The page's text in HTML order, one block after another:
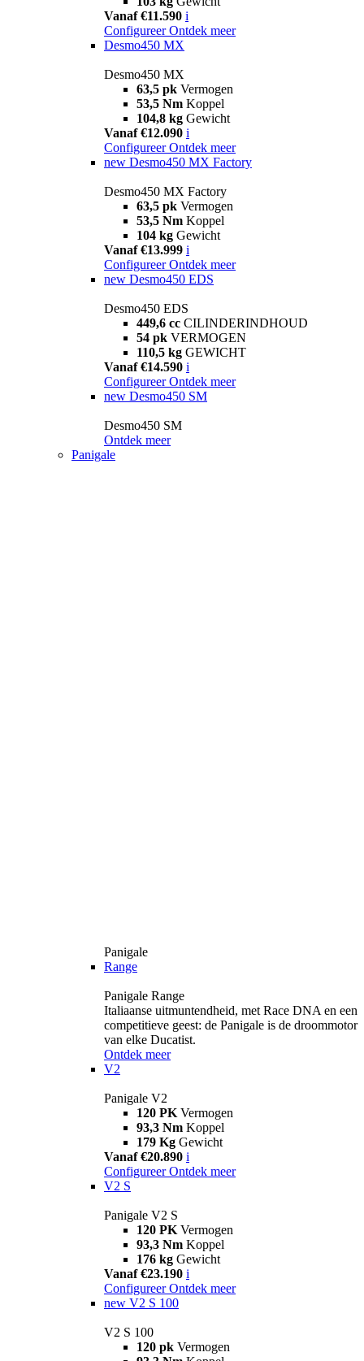
Vanaf €11.590 i
Configureer Ontdek meer
Desmo450 MX
Desmo450 MX
63,5 pk Vermogen
53,5 Nm Koppel
104,8 kg Gewicht
Vanaf €12.090 i
Configureer Ontdek meer
new Desmo450 MX Factory
Desmo450 MX Factory
63,5 pk Vermogen
53,5 Nm Koppel
104 kg Gewicht
Vanaf €13.999 i
Configureer Ontdek meer
new Desmo450 EDS
Desmo450 EDS
449,6 cc CILINDERINDHOUD
54 pk VERMOGEN
110,5 kg GEWICHT
Vanaf €14.590 i
Configureer Ontdek meer
new Desmo450 SM
Desmo450 SM
Ontdek meer
Panigale
Panigale
Range
Panigale Range
Italiaanse uitmuntendheid, met Race DNA en een
competitieve geest: de Panigale is de droommotor
van elke Ducatist.
Ontdek meer
V2
Panigale V2
120 PK Vermogen
93,3 Nm Koppel
179 Kg Gewicht
Vanaf €20.890 i
Configureer Ontdek meer
V2 S
Panigale V2 S
120 PK Vermogen
93,3 Nm Koppel
176 kg Gewicht
Vanaf €23.190 i
Configureer Ontdek meer
new V2 S 100
V2 S 100
120 pk Vermogen